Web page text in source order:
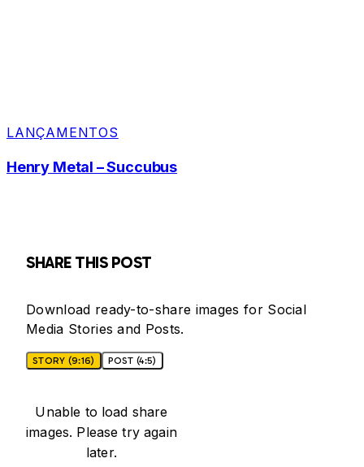
LANÇAMENTOS
Henry Metal – Succubus
SHARE THIS POST
Download ready-to-share images for Social
Media Stories and Posts.
STORY (9:16) POST (4:5)
Unable to load share
images. Please try again
later.